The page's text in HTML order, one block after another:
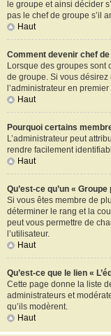
le groupe et ainsi décider
pas le chef de groupe s’il
Haut
Comment devenir chef
Lorsque des groupes sont
de groupe. Si vous désirez
l’administrateur en
Haut
Pourquoi certains
L’administrateur peut
rendre facilement
Haut
Qu’est-ce qu’un «
Si vous êtes membre de
déterminer le rang et la
peut vous permettre de
l’utilisateur.
Haut
Qu’est-ce que le lien «
Cette page donne la liste
administrateurs et
qu’ils modèrent.
Haut